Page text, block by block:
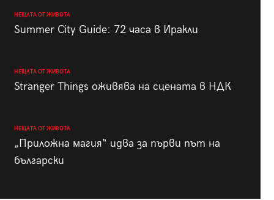
НЕЩАТА ОТ ЖИВОТА
Summer City Guide: 72 часа в Иракли
НЕЩАТА ОТ ЖИВОТА
Stranger Things оживява на сцената в НДК
НЕЩАТА ОТ ЖИВОТА
„Приложна магия“ идва за първи път на
български